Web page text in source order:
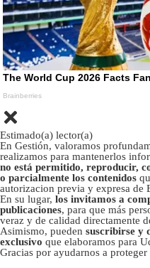
Estimado(a) lector(a)
En Gestión, valoramos
realizamos para mantenerlos
no está permitido, reproducir,
o parcialmente los contenidos
autorizacion previa y expresa de
En su lugar, los invitamos a
publicaciones, para que más
veraz y de calidad directamente
Asimismo, pueden suscribirse y
exclusivo que elaboramos para
Gracias por ayudarnos a